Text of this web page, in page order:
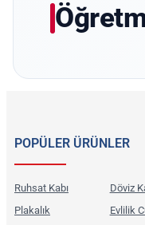
POPÜLER ÜRÜNLER
Ruhsat Kabı
Plakalık
Döviz
Evlilik